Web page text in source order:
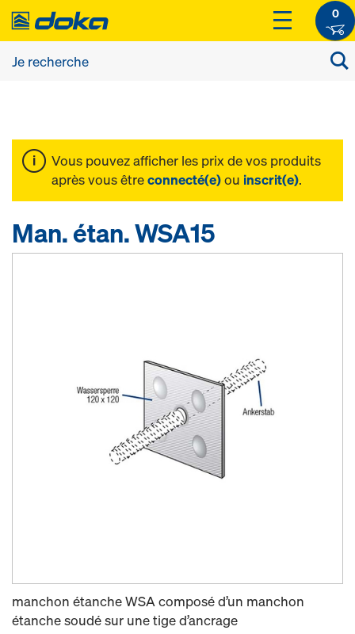
0
Vous pouvez afficher les prix de vos produits
après vous êtreconnecté(e)ou inscrit(e).
Man. étan. WSA15
manchon étanche WSA composé d’un manchon
étanche soudé sur une tige d’ancrage